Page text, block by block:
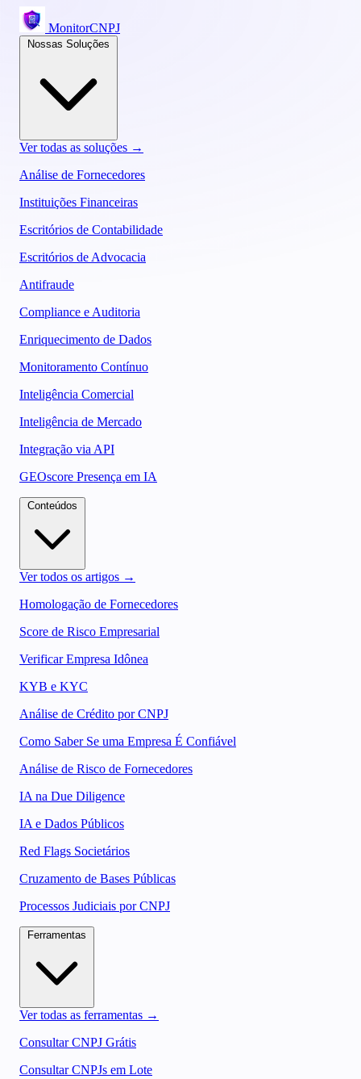
MonitorCNPJ
Ver todas as soluções →
Análise de Fornecedores
Instituições Financeiras
Escritórios de Contabilidade
Escritórios de Advocacia
Antifraude
Compliance e Auditoria
Enriquecimento de Dados
Monitoramento Contínuo
Inteligência Comercial
Inteligência de Mercado
Integração via API
GEOscore Presença em IA
Ver todos os artigos →
Homologação de Fornecedores
Score de Risco Empresarial
Verificar Empresa Idônea
KYB e KYC
Análise de Crédito por CNPJ
Como Saber Se uma Empresa É Confiável
Análise de Risco de Fornecedores
IA na Due Diligence
IA e Dados Públicos
Red Flags Societários
Cruzamento de Bases Públicas
Processos Judiciais por CNPJ
Ver todas as ferramentas →
Consultar CNPJ Grátis
Consultar CNPJs em Lote